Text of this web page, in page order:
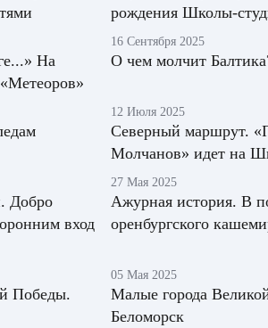
рождения Школы-
На
16 Сентября 2025
О чем молчит
12 Июля 2025
Северный маршрут.
Молчанов» идет на
Добро
вход
27 Мая 2025
Ажурная история. В
оренбургского
Победы.
05 Мая 2025
Малые города
Беломорск